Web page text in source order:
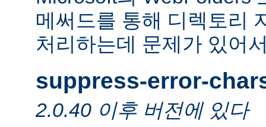
메써드를 통해 디렉토리
처리하는데 문제가 있어
suppress-error-
2.0.40 이후 버전에 있다